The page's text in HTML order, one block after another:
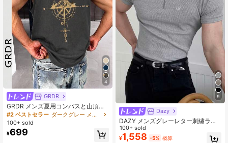
4
GRDR
GRDR メンズ夏用コンパスと山頂プ
リントカジュアルノースリーブタン
クトップ
#2 ベストセラー
ダークグレー メンズタンクトップ
100+ sold
¥699
9
Dazy
DAZY メンズグレーレター刺繍ラグ
ランスリーブフィットTシャツ、夏用
クォータージップメンズ
100+ sold
¥1,558 -5% 概算